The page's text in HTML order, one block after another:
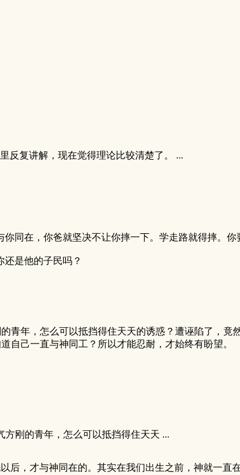
反复讲解，现在觉得理论比较清楚了。 ...
同在，你爸就坚决不让你摔一下。学走路就得摔。你
是他的子民吗？
青年，怎么可以抵挡得住天天的诱惑？遭诬陷了，竟
自己一直与神同工？所以才能忍耐，才始终有盼望。
刚的青年，怎么可以抵挡得住天天 ...
，才与神同在的。其实在我们出生之前，神就一直